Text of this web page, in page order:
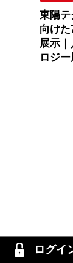
東陽テ
向け
展示
ロジ
ログイ